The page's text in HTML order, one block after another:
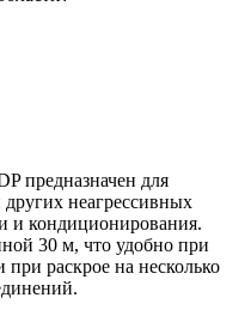
предназначен для
других неагрессивных
и кондиционирования.
30 м, что удобно при
раскрое на несколько